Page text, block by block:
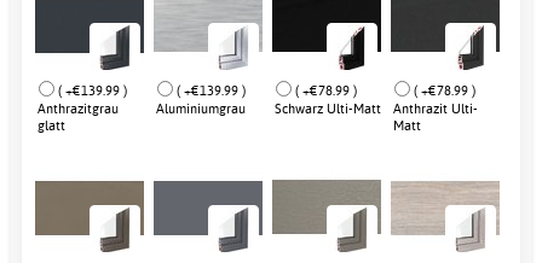
( +€139.99 )
Anthrazitgrau
glatt
( +€139.99 )
Aluminiumgrau
( +€78.99 )
Schwarz Ulti-Matt
( +€78.99 )
Anthrazit Ulti-
Matt